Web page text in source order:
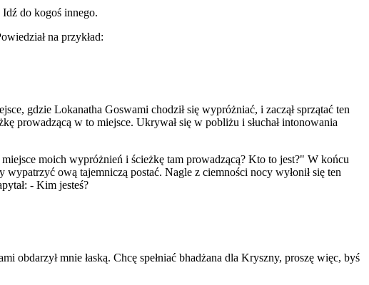
do kogoś innego.
na przykład:
gdzie Lokanatha Goswami chodził się wypróżniać, i zaczął sprzątać ten
prowadzącą w to miejsce. Ukrywał się w pobliżu i słuchał intonowania
moich wypróżnień i ścieżkę tam prowadzącą? Kto to jest?" W końcu
ową tajemniczą postać. Nagle z ciemności nocy wyłonił się ten
- Kim jesteś?
obdarzył mnie łaską. Chcę spełniać bhadżana dla Kryszny, proszę więc, byś